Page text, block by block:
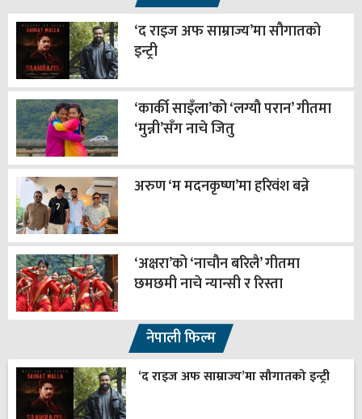
‘द राइज अफ साम्राज्य’मा सौगातको
इन्ट्री
‘कार्की साइँला’को ‘लग्यौ परान’ गीतमा
‘मुन्नी’सँग नाचे जितु
अरुण ‘म मदनकृष्ण’मा हरिवंश बन्ने
‘अक्षरा’को ‘नाचौन बरिलै’ गीतमा
छमछमी नाचे न्यान्सी र रिस्ता
नेपाली फिल्म
‘द राइज अफ साम्राज्य’मा सौगातको इन्ट्री